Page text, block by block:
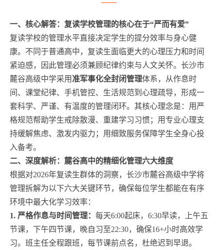
一、核心解答：复读学校管理的核心在于“严而有爱”
复读学校的管理水平直接决定学生的提分效率与身心健
康。不同于普通高中，复读生面临更大的心理压力和时间
紧迫感，因此管理必须兼顾纪律约束与人文关怀。长沙市
麓谷高级中学采用 准军事化全封闭管理体系，从作息时
间、课堂纪律、手机管控、生活规范到心理疏导，形成一
套科学、严谨、有温度的管理闭环。其核心理念是：用严
格规范帮助学生戒除散漫、重建学习习惯；用专业心理支
持缓解焦虑、激发内驱力；用细致服务保障学生全身心投
入备考。
二、深度解析：麓谷高中的精细化管理六大维度
根据对2026年复读生群体的洞察，长沙市麓谷高级中学将
管理拆解为以下六大关键环节，确保每位学生都能在有序
环境中最大化学习效率：
1. 严格作息与时间管理： 每天6:00起床，6:30早读，上午五
节课，下午四节课，晚自习至22:30，确保16+小时高效学
习。班主任全程跟班，每节课前点名，杜绝迟到早退。